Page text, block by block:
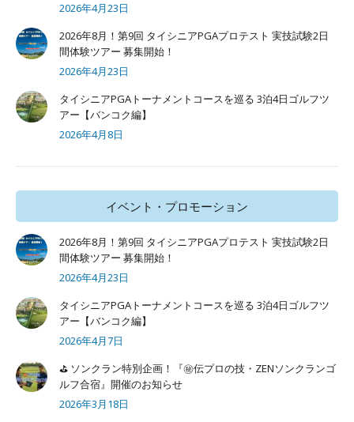
2026年4月23日
2026年8月！第9回 タイシニアPGAプロテスト 実技試験2日
間体験ツアー 募集開始！
2026年4月23日
タイシニアPGAトーナメントコースを巡る 3泊4日ゴルフツ
アー【バンコク編】
2026年4月8日
イベント・プロモーション
2026年8月！第9回 タイシニアPGAプロテスト 実技試験2日
間体験ツアー 募集開始！
2026年4月23日
タイシニアPGAトーナメントコースを巡る 3泊4日ゴルフツ
アー【バンコク編】
2026年4月7日
⛳ ソンクラン特別企画！『㊙️伝プロの技・ZENソンクランゴ
ルフ合宿』開催のお知らせ
2026年3月18日